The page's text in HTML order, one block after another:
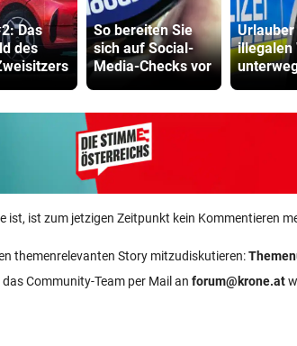
Das
des
So bereiten Sie
sich auf Social-
Media-Checks vor
illegalen
ist, ist zum jetzigen Zeitpunkt kein Kommentieren
themenrelevanten Story mitzudiskutieren:
Community-Team per Mail an forum@krone.at